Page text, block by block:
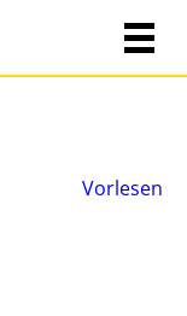
Vorlesen